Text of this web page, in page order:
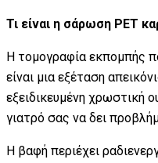
Τι είναι η σάρωση PET
Η τομογραφία εκπομπής
είναι μια εξέταση
εξειδικευμένη χρωστική
γιατρό σας να δει
Η βαφή περιέχει